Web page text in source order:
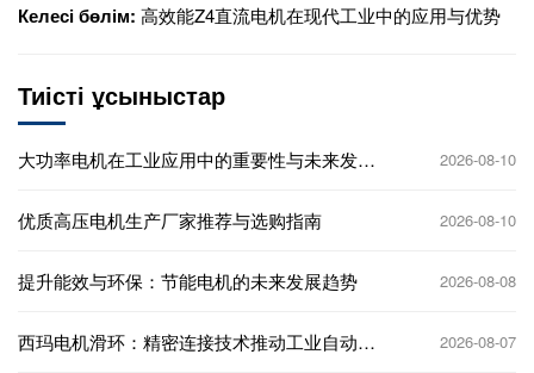
Келесі бөлім: 高效能Z4直流电机在现代工业中的应用与优势
Тиісті ұсыныстар
大功率电机在工业应用中的重要性与未来发展
2026-08-10
优质高压电机生产厂家推荐与选购指南 2026-08-10
提升能效与环保：节能电机的未来发展趋势 2026-08-08
西玛电机滑环：精密连接技术推动工业自动化
2026-08-07